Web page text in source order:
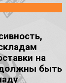
на
должны быть